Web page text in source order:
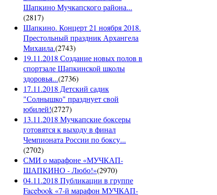
Шапкино Мучкапского района...
(2817)
Шапкино. Концерт 21 ноября 2018.
Престольный праздник Архангела
Михаила.(2743)
19.11.2018 Создание новых полов в
спортзале Шапкинской школы
здоровья...(2736)
17.11.2018 Детский садик
"Солнышко" празднует свой
юбилей!(2727)
13.11.2018 Мучкапские боксеры
готовятся к выходу в финал
Чемпионата России по боксу...
(2702)
СМИ о марафоне «МУЧКАП-
ШАПКИНО - Любо!»(2970)
04.11.2018 Публикации в группе
Facebook «7-й марафон МУЧКАП-